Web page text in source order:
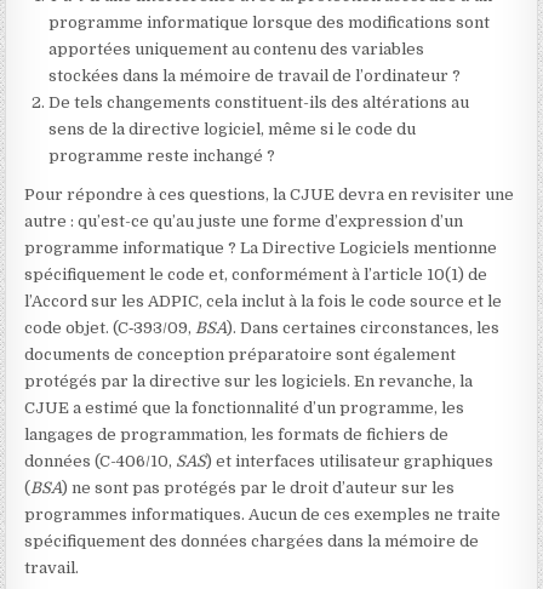
programme informatique lorsque des modifications sont
apportées uniquement au contenu des variables
stockées dans la mémoire de travail de l’ordinateur ?
De tels changements constituent-ils des altérations au
sens de la directive logiciel, même si le code du
programme reste inchangé ?
Pour répondre à ces questions, la CJUE devra en revisiter une
autre : qu’est-ce qu’au juste une forme d’expression d’un
programme informatique ? La Directive Logiciels mentionne
spécifiquement le code et, conformément à l’article 10(1) de
l’Accord sur les ADPIC, cela inclut à la fois le code source et le
code objet. (C‑393/09,BSA). Dans certaines circonstances, les
documents de conception préparatoire sont également
protégés par la directive sur les logiciels. En revanche, la
CJUE a estimé que la fonctionnalité d’un programme, les
langages de programmation, les formats de fichiers de
données (C-406/10, SAS) et interfaces utilisateur graphiques
(BSA) ne sont pas protégés par le droit d’auteur sur les
programmes informatiques. Aucun de ces exemples ne traite
spécifiquement des données chargées dans la mémoire de
travail.